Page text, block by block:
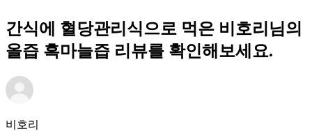
간식에 혈당관리식으로 먹은 비호리님의
올즙 흑마늘즙 리뷰를 확인해보세요.
비호리